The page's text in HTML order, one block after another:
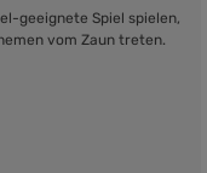
geeignete Spiel spielen,
vom Zaun treten.